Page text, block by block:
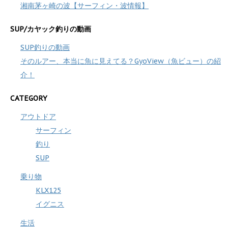
湘南茅ヶ崎の波【サーフィン・波情報】
SUP/カヤック釣りの動画
SUP釣りの動画
そのルアー、本当に魚に見えてる？GyoView（魚ビュー）の紹
介！
CATEGORY
アウトドア
サーフィン
釣り
SUP
乗り物
KLX125
イグニス
生活